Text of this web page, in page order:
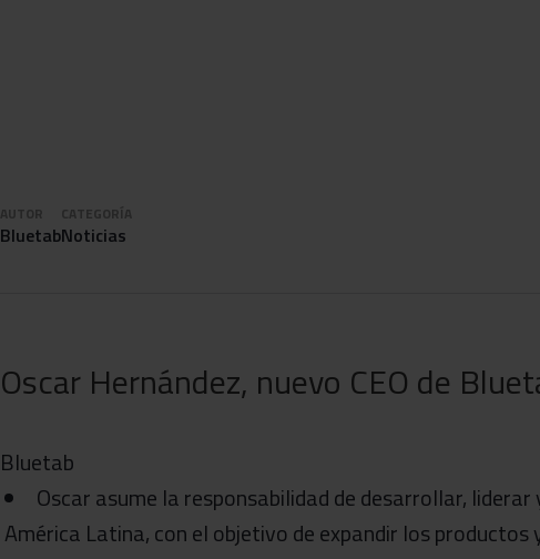
AUTOR
Bluetab
CATEGORÍA
Noticias
Oscar Hernández, nuevo CEO de
Bluetab
Oscar asume la responsabilidad de desarrollar,
América Latina, con el objetivo de expandir los productos